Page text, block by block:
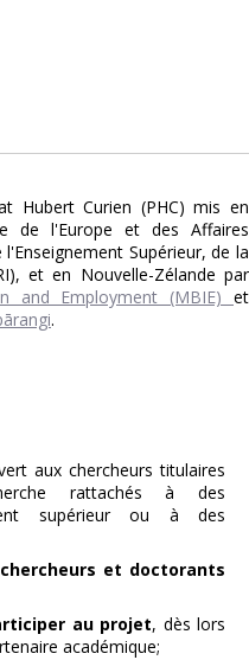
Hubert Curien (PHC) mis en
de l'Europe et des Affaires
Supérieur, de la
et en Nouvelle-Zélande par
and Employment (MBIE) et
.
aux chercheurs titulaires
rattachés à des
supérieur ou à des
et doctorants
au projet, dès lors
académique;